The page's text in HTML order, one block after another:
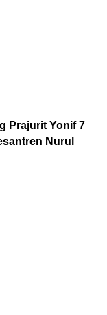
Prajurit Yonif 7
Nurul